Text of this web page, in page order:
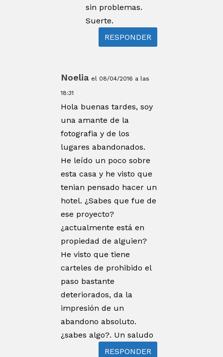
sin problemas.
Suerte.
RESPONDER
Noelia el 08/04/2016 a las
18:31
Hola buenas tardes, soy
una amante de la
fotografia y de los
lugares abandonados.
He leído un poco sobre
esta casa y he visto que
tenian pensado hacer un
hotel. ¿Sabes que fue de
ese proyecto?
¿actualmente está en
propiedad de alguien?
He visto que tiene
carteles de prohibido el
paso bastante
deteriorados, da la
impresión de un
abandono absoluto.
¿sabes algo?. Un saludo
RESPONDER